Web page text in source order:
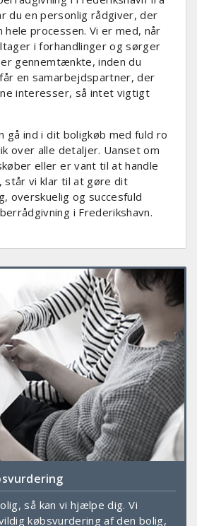
du en personlig rådgiver, der
processen. Vi er med, når
i forhandlinger og sørger
gennemtænkte, inden du
en samarbejdspartner, der
interesser, så intet vigtigt
gå ind i dit boligkøb med fuld ro
over alle detaljer. Uanset om
eller er vant til at handle
står vi klar til at gøre dit
overskuelig og succesfuld
i Frederikshavn.
så kan vi hjælpe dig. Vi
købsvurdering af den bolig,